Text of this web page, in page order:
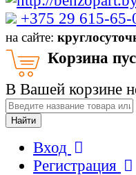
‎+375 29 615-65-
на сайте:
Корзина
В Вашей корзине
Найти
Вход
Регистрация